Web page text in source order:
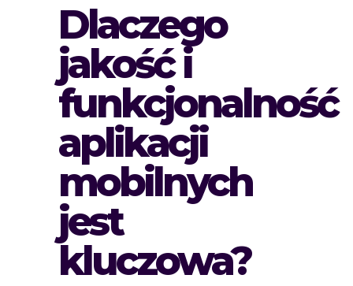
Dlaczego
jakość i
funkcjonalność
aplikacji
mobilnych
jest
kluczowa?